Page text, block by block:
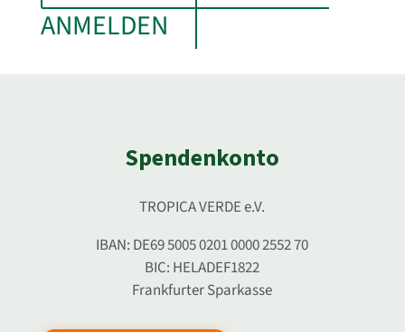
ANMELDEN
Spendenkonto
TROPICA VERDE e.V.
IBAN: DE69 5005 0201 0000 2552 70
BIC: HELADEF1822
Frankfurter Sparkasse